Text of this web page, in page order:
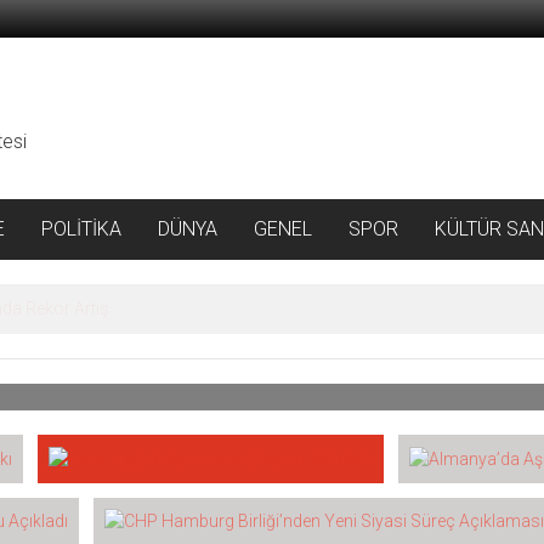
POLİTİKA DÜNYA GENEL SPOR KÜLTÜR
HAVA OLAYLARI TATBIKATI
Kuraklık ve sıcak hava dalgası senaryosunun esas alınacağı